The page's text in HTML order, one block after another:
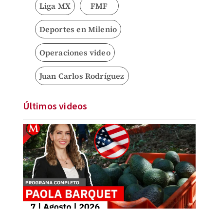
Liga MX FMF
Deportes en Milenio
Operaciones video
Juan Carlos Rodríguez
Últimos videos